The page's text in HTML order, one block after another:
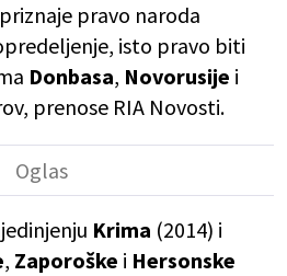
pravo naroda
isto pravo biti
Donbasa, Novorusije i
prenose RIA Novosti.
Krima (2014) i
, Zaporoške i Hersonske